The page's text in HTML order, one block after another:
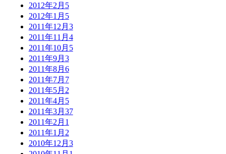
2012年2月 5
2012年1月 5
2011年12月 3
2011年11月 4
2011年10月 5
2011年9月 3
2011年8月 6
2011年7月 7
2011年5月 2
2011年4月 5
2011年3月 37
2011年2月 1
2011年1月 2
2010年12月 3